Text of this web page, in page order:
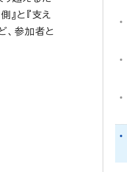
と『支え
、参加者と